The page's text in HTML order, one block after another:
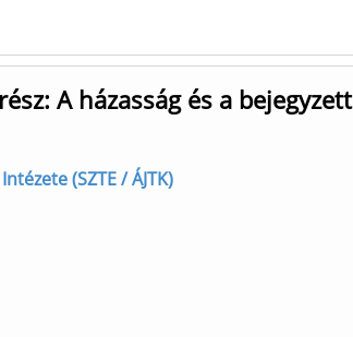
A házasság és a bejegyzett
(SZTE / ÁJTK)